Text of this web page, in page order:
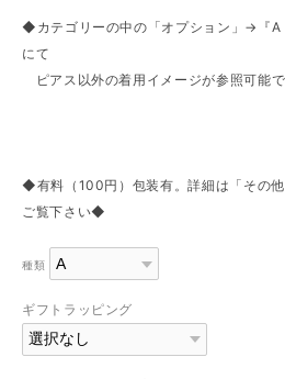
◆カテゴリーの中の「オプション」→『A
にて
ピアス以外の着用イメージが参照可能
◆有料（100円）包装有。詳細は「その
ご覧下さい◆
種類
ギフトラッピング